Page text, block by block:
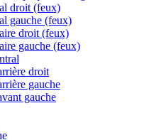
droit (feux)
gauche (feux)
droit (feux)
gauche (feux)
droit
gauche
gauche